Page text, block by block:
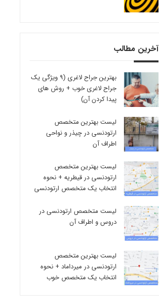
آخرین مطالب
بهترین جراح لاغری (9 ویژگی یک
جراح لاغری خوب + روش های
پیدا کردن آن)
لیست بهترین متخصص
ارتودنسی در چیذر و نواحی
اطراف آن
لیست بهترین متخصص
ارتودنسی در قیطریه + نحوه
انتخاب یک متخصص ارتودنسی
لیست متخصص ارتودنسی در
دروس و اطراف آن
لیست بهترین متخصص
ارتودنسی در میرداماد + نحوه
انتخاب یک متخصص خوب